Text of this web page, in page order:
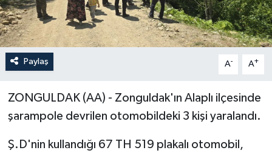
Paylaş A- A+
ZONGULDAK (AA) - Zonguldak'ın Alaplı ilçesinde
şarampole devrilen otomobildeki 3 kişi yaralandı.
Ş.D'nin kullandığı 67 TH 519 plakalı otomobil,
SİYASET
GÜNCEL
YAŞAM
Yerel